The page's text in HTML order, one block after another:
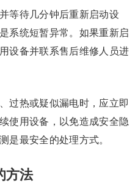
等待几分钟后重新启动设
系统短暂异常。如果重新启
设备并联系售后维修人员进
过热或疑似漏电时，应立即
使用设备，以免造成安全隐
是最安全的处理方式。
方法